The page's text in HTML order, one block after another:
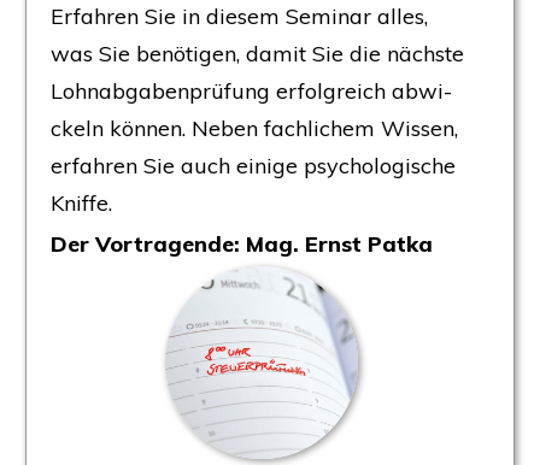
Erfah­ren Sie in die­sem Semi­nar alles,
was Sie benö­ti­gen, damit Sie die nächs­te
Lohn­ab­ga­ben­prü­fung erfolg­reich abwi­
ckeln kön­nen. Neben fach­li­chem Wis­sen,
erfah­ren Sie auch eini­ge psy­cho­lo­gi­sche
Kniffe.
Der Vor­tra­gen­de: Mag. Ernst Pat­ka